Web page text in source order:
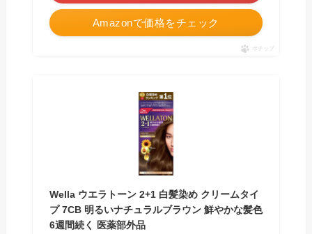
Amazonで価格をチェック
ポチップ
Wella ウエラトーン 2+1 白髪染め クリームタイ
プ 7CB 明るいナチュラルブラウン 鮮やかな髪色
6週間続く 医薬部外品